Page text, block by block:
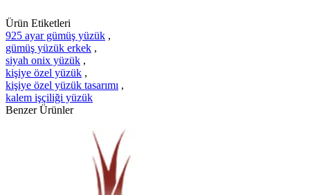
Ürün Etiketleri
925 ayar gümüş yüzük ,
gümüş yüzük erkek ,
siyah onix yüzük ,
kişiye özel yüzük ,
kişiye özel yüzük tasarımı ,
kalem işçiliği yüzük
Benzer Ürünler